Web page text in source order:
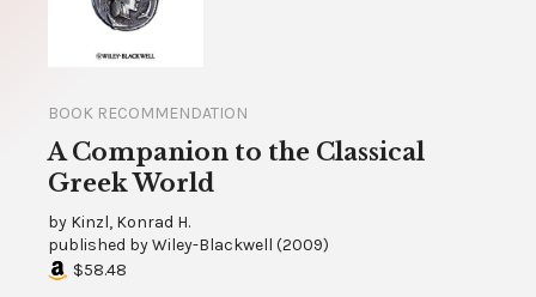
BOOK RECOMMENDATION
A Companion to the Classical
Greek World
by Kinzl, Konrad H.
published byWiley-Blackwell (2009)
$58.48